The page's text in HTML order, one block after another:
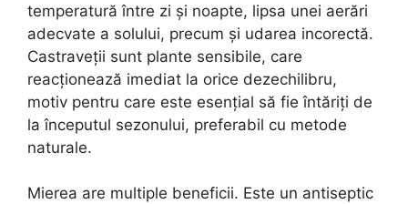
temperatură între zi și noapte, lipsa unei aerări
adecvate a solului, precum și udarea incorectă.
Castraveții sunt plante sensibile, care
reacționează imediat la orice dezechilibru,
motiv pentru care este esențial să fie întăriți de
la începutul sezonului, preferabil cu metode
naturale.
Mierea are multiple beneficii. Este un antiseptic